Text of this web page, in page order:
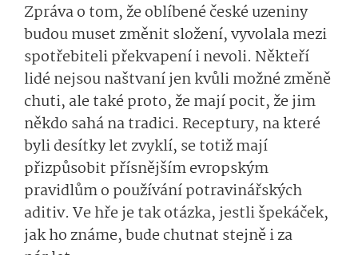
Zpráva o tom, že oblíbené české uzeniny
budou muset změnit složení, vyvolala mezi
spotřebiteli překvapení i nevoli. Někteří
lidé nejsou naštvaní jen kvůli možné změně
chuti, ale také proto, že mají pocit, že jim
někdo sahá na tradici. Receptury, na které
byli desítky let zvyklí, se totiž mají
přizpůsobit přísnějším evropským
pravidlům o používání potravinářských
aditiv. Ve hře je tak otázka, jestli špekáček,
jak ho známe, bude chutnat stejně i za